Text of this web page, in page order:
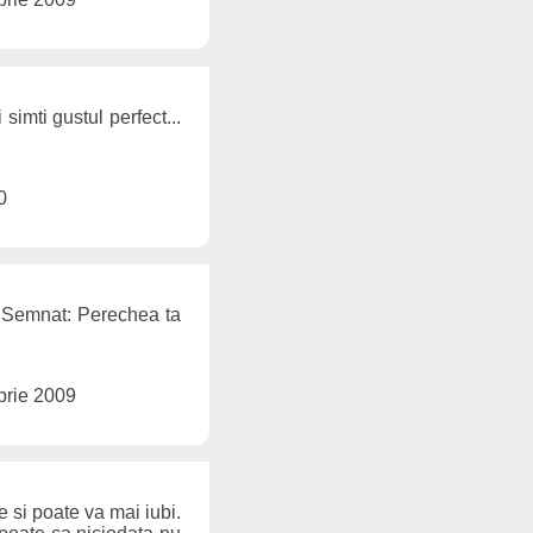
gustul perfect...
Perechea ta
2009
si poate va mai iubi.